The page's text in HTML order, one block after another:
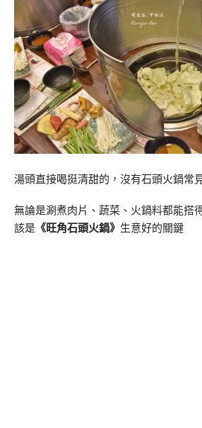
湯頭直接喝挺清甜的，沒有石頭火鍋常
無論是涮煮肉片、蔬菜、火鍋料都能搭
該是 《旺角石頭火鍋》 生意好的關鍵